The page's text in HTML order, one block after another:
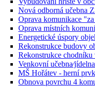
Nová odborná učebna
Oprava komunikace
Oprava místních
Energetické úspory
Rekonstrukce budovy
Rekonstrukce
Venkovní
MŠ Hořátev - herní
Obnova povrchu 4